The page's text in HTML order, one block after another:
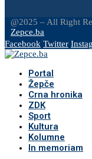
@2025 – All Right
Zepce.ba
Facebook Twitter
Portal
Žepče
Crna hronika
ZDK
Sport
Kultura
Kolumne
In memoriam